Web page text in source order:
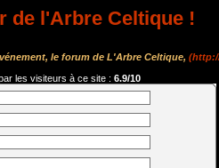
de l'Arbre Celtique !
le forum de L'Arbre Celtique,
les visiteurs à ce site : 6.9/10